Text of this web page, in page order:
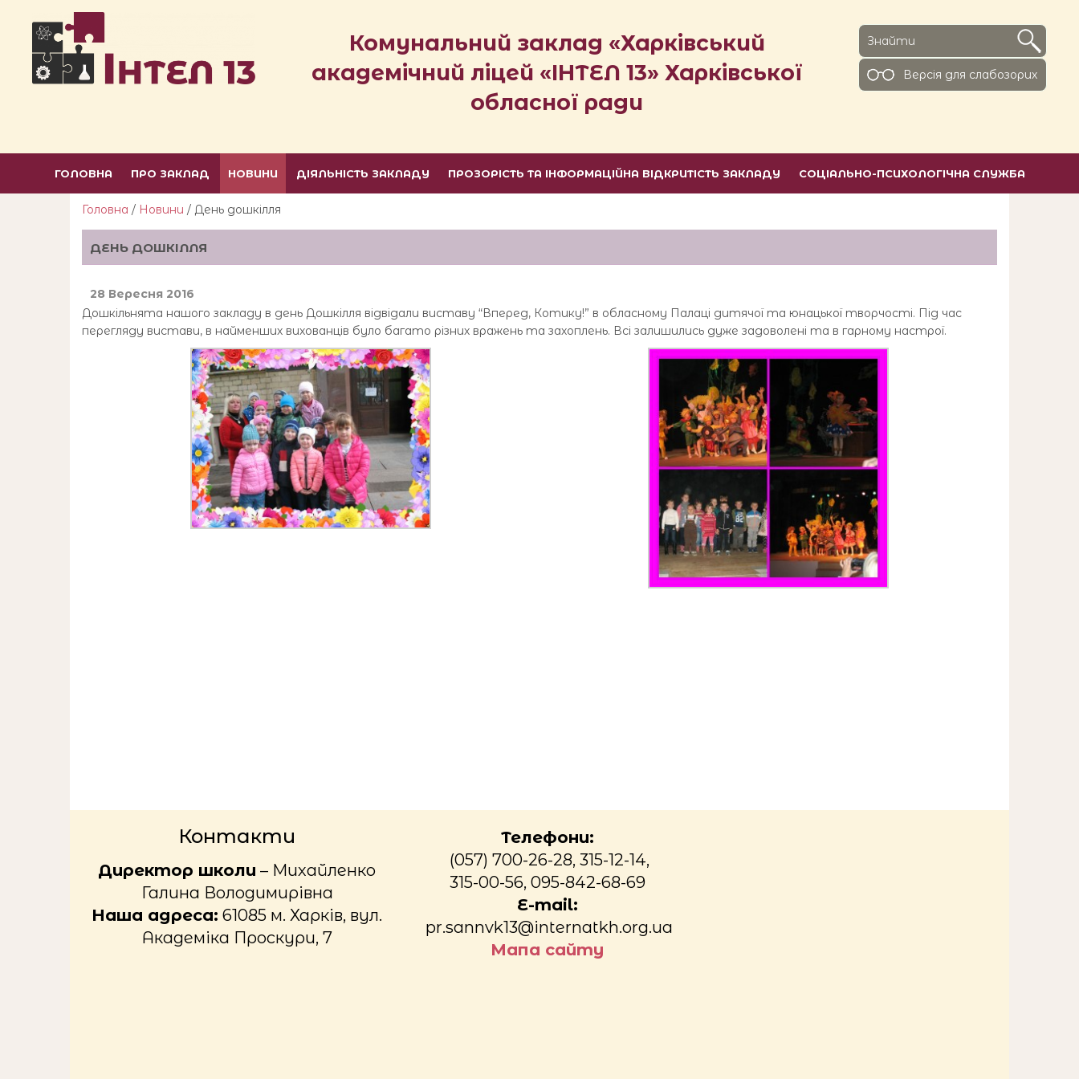
Комунальний заклад «Харківський
академічний ліцей «ІНТЕЛ 13» Харківської
обласної ради
Версiя для слабозорих
ГОЛОВНА ПРО ЗАКЛАД НОВИНИ ДІЯЛЬНІСТЬ ЗАКЛАДУ ПРОЗОРІСТЬ ТА ІНФОРМАЦІЙНА ВІДКРИТІСТЬ ЗАКЛАДУ СОЦІАЛЬНО-ПСИХОЛОГІЧНА СЛУЖБА
Головна / Новини / День дошкілля
ДЕНЬ ДОШКІЛЛЯ
28 Вересня 2016
Дошкільнята нашого закладу в день Дошкілля відвідали виставу “Вперед, Котику!” в обласному Палаці дитячої та юнацької творчості. Під час
перегляду вистави, в найменших вихованців було багато різних вражень та захоплень. Всі залишились дуже задоволені та в гарному настрої.
Контакти
Директор школи – Михайленко
Галина Володимирівна
Наша адреса: 61085 м. Харків, вул.
Академіка Проскури, 7
Телефони:
(057) 700-26-28, 315-12-14,
315-00-56, 095-842-68-69
E-mail:
pr.sannvk13@internatkh.org.ua
Мапа сайту